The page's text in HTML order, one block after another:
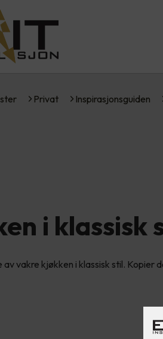
Privat Inspirasjonsguiden
i klassisk
av vakre kjøkken i klassisk stil. Kopier